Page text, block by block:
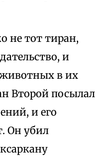
не тот тиран,
и
в их
Второй посылал
и его
Он убил